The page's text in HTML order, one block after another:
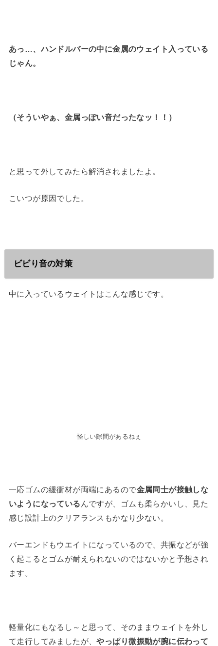
あっ…、ハンドルバーの中に金属のウェイト入っている
じゃん。
（そういやぁ、金属っぽい音だったなッ！！）
と思って外してみたら解消されましたよ。
こいつが原因でした。
ビビり音の対策
中に入っているウェイトはこんな感じです。
怪しい隙間があるねぇ
一応ゴムの緩衝材が両端にあるので金属同士が接触しな
いようになっている んですが、ゴムも柔らかいし、見た
感じ設計上のクリアランスもかなり少ない。
バーエンドもウエイトになっているので、共振などが強
く起こるとゴムが耐えられないのではないかと予想され
ます。
軽量化にもなるし～と思って、そのままウェイトを外し
て走行してみましたが、やっぱり微振動が腕に伝わって